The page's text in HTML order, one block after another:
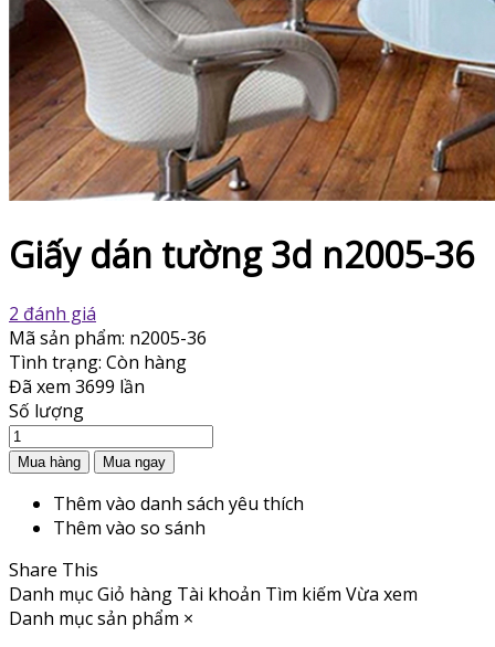
Giấy dán tường 3d n2005-36
2 đánh giá
Mã sản phẩm: n2005-36
Tình trạng: Còn hàng
Đã xem 3699 lần
Số lượng
Thêm vào danh sách yêu thích
Thêm vào so sánh
Share This
Danh mụcGiỏ hàng Tài khoản Tìm kiếm Vừa xem
Danh mục sản phẩm ×